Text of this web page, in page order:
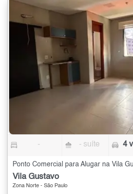
- - suíte 4
Ponto Comercial para Alugar na Vila
Vila Gustavo
Zona Norte - São Paulo